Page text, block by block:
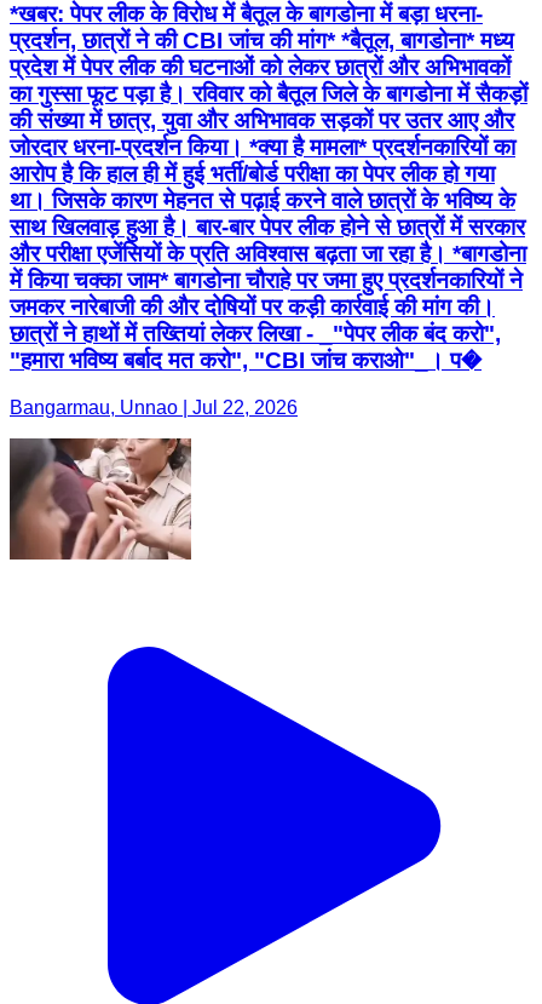
*खबर: पेपर लीक के विरोध में बैतूल के बागडोना में बड़ा धरना-
प्रदर्शन, छात्रों ने की CBI जांच की मांग* *बैतूल, बागडोना* मध्य
प्रदेश में पेपर लीक की घटनाओं को लेकर छात्रों और अभिभावकों
का गुस्सा फूट पड़ा है। रविवार को बैतूल जिले के बागडोना में सैकड़ों
की संख्या में छात्र, युवा और अभिभावक सड़कों पर उतर आए और
जोरदार धरना-प्रदर्शन किया। *क्या है मामला* प्रदर्शनकारियों का
आरोप है कि हाल ही में हुई भर्ती/बोर्ड परीक्षा का पेपर लीक हो गया
था। जिसके कारण मेहनत से पढ़ाई करने वाले छात्रों के भविष्य के
साथ खिलवाड़ हुआ है। बार-बार पेपर लीक होने से छात्रों में सरकार
और परीक्षा एजेंसियों के प्रति अविश्वास बढ़ता जा रहा है। *बागडोना
में किया चक्का जाम* बागडोना चौराहे पर जमा हुए प्रदर्शनकारियों ने
जमकर नारेबाजी की और दोषियों पर कड़ी कार्रवाई की मांग की।
छात्रों ने हाथों में तख्तियां लेकर लिखा - _"पेपर लीक बंद करो",
"हमारा भविष्य बर्बाद मत करो", "CBI जांच कराओ"_। प�
Bangarmau, Unnao | Jul 22, 2026